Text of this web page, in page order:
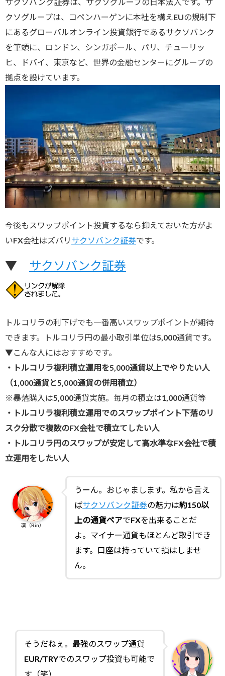
クソグループは、コペンハーゲンに本社を構えEUの規制下
にあるグローバルオンライン投資銀行であるサクソバンク
を筆頭に、ロンドン、シンガポール、パリ、チューリッ
ヒ、ドバイ、東京など、世界の金融センターにグループの
拠点を設けています。
今後もスワップポイント投資するなら抑えておいた方がよ
いFX会社はズバリ サクソバンク証券です。
▼ サクソバンク証券
トルコリラの利下げでも一番高いスワップポイントが期待
できます。トルコリラ円の最小取引単位は5,000通貨です。
▼こんな人にはおすすめです。
・トルコリラ複利積立運用を5,000通貨以上でやりたい人
（1,000通貨と5,000通貨の併用積立）
※暴落購入は5,000通貨実施。毎月の積立は1,000通貨等
・トルコリラ複利積立運用でのスワップポイント下落のリ
スク分散で複数のFX会社で積立てしたい人
・トルコリラ円のスワップが安定して高水準なFX会社で積
立運用をしたい人
うーん。おじゃまします。私から言え
ばサクソバンク証券の魅力は約150以
上の通貨ペアでFXを出来ることだ
よ。マイナー通貨もほとんど取引でき
ます。口座は持っていて損はしませ
ん。
凜（Rin）
そうだねぇ。最強のスワップ通貨
EUR/TRYでのスワップ投資も可能で
す（笑）